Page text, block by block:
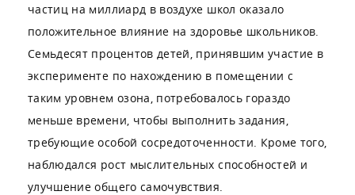
частиц на миллиард в воздухе школ оказало
положительное влияние на здоровье школьников.
Семьдесят процентов детей, принявшим участие в
эксперименте по нахождению в помещении с
таким уровнем озона, потребовалось гораздо
меньше времени, чтобы выполнить задания,
требующие особой сосредоточенности. Кроме того,
наблюдался рост мыслительных способностей и
улучшение общего самочувствия.